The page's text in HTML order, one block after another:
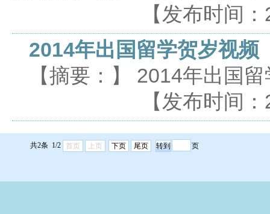
【发布时间
2014年出国留学贺岁视频
【摘要：】 2014年出国
【发布时间
共2条 1/2 首页 上页 下页 尾页 页